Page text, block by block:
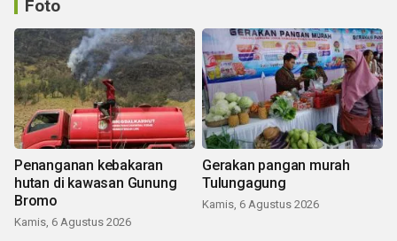
Foto
Penanganan kebakaran
hutan di kawasan Gunung
Bromo
Kamis, 6 Agustus 2026
Gerakan pangan murah
Tulungagung
Kamis, 6 Agustus 2026